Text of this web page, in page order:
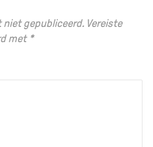
niet gepubliceerd. Vereiste
met *